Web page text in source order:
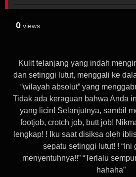
0 views
Kulit telanjang yang indah
dan setinggi lutut, menggali ke
“wilayah absolut” yang
Tidak ada keraguan bahwa Anda
yang licin! Selanjutnya, sambil
footjob, crotch job, butt job!
lengkap! ! Iku saat disiksa oleh
sepatu setinggi lutut! ! “Ini
menyentuhnya!!” “Terlalu
hahaha”